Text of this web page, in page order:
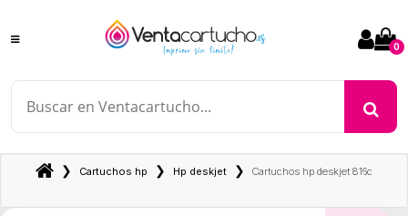
0
❯ Cartuchos hp ❯ Hp deskjet ❯ Cartuchos hp deskjet 816c